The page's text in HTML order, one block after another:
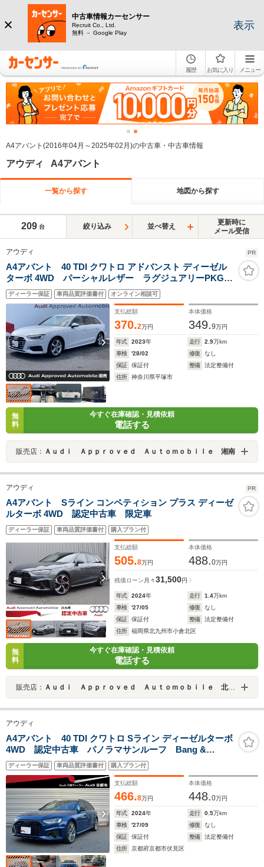
中古車情報カーセンサー
Recruit Co., Ltd.
無料 － Google Play
表示
履歴 お気に入り メニュー
A4アバント(2016年04月～2025年02月)の中古車・中古車情報
アウディ A4アバント
一覧から探す 地図から探す
209 台 絞り込み 並べ替え
更新時に
メール受信
アウディ PR
A4アバント 40 TDI クワトロ アドバンスト ディーゼル
ターボ 4WD パーシャルレザー ラグジュアリーPKG
コンフォートPKG TVチューナー 全周囲カメラ シー
トヒーター TVチューナー スマホ連携 ドライブセレ
クト アンビエントライト
ディーラー保証 車両品質評価書付 オンライン相談可
支払総額
370.2万円
本体価格
349.9万円
年式 2023年 走行 2.9万km
車検
'28/02 修復
なし
保証
保証付 整備
法定整備付
住所
神奈川県平塚市
無
料
今すぐ在庫確認・見積依頼
電話する
販売店： Ａｕｄｉ Ａｐｐｒｏｖｅｄ Ａｕｔｏｍｏｂｉｌｅ 湘南
アウディ PR
A4アバント Sライン コンペティション プラス ディーゼ
ルターボ 4WD 認定中古車 限定車
ディーラー保証 車両品質評価書付 購入プラン付
支払総額
505.8万円
本体価格
488.0万円
残価ローン 月々31,500円
年式 2024年 走行 1.4万km
車検
'27/05 修復
なし
保証
保証付 整備
法定整備付
住所
福岡県北九州市小倉北区
無
料
今すぐ在庫確認・見積依頼
電話する
販売店： Ａｕｄｉ Ａｐｐｒｏｖｅｄ Ａｕｔｏｍｏｂｉｌｅ 北九州
アウディ
A4アバント 40 TDI クワトロ Sライン ディーゼルターボ
4WD 認定中古車 パノラマサンルーフ Bang &
Olufsenサウンドシステム コンフォートPKG コンフ
ォートPKG マットチタンルック19インチアルミホイー
ル ダンピングコントロールスポーツサス ブラックレザ
ーシート
ディーラー保証 車両品質評価書付 購入プラン付
支払総額
466.8万円
本体価格
448.0万円
年式 2024年 走行 0.5万km
車検
'27/09 修復
なし
保証
保証付 整備
法定整備付
住所
京都府京都市伏見区